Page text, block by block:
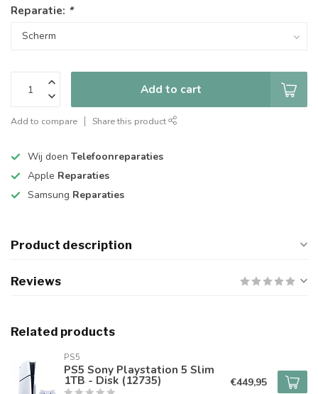
Reparatie: *
Add to cart
Add to compare Share this product
Wij doen Telefoonreparaties
Apple Reparaties
Samsung Reparaties
Product description
Reviews
Related products
PS5
PS5 Sony Playstation 5 Slim
1TB - Disk (12735) €449,95